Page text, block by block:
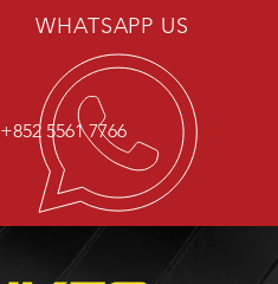
WHATSAPP US
+852 5561 7766